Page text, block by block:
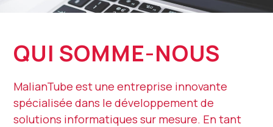
QUI SOMME-NOUS
MalianTube est une entreprise innovante
spécialisée dans le développement de
solutions informatiques sur mesure. En tant